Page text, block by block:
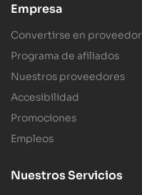
Empresa
Convertirse en proveedor
Programa de afiliados
Nuestros proveedores
Accesibilidad
Promociones
Empleos
Nuestros Servicios